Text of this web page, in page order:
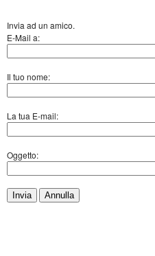
Invia ad un amico.
E-Mail a:
Il tuo nome:
La tua E-mail:
Oggetto:
Invia Annulla